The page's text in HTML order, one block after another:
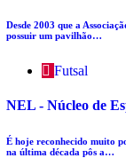
Desde 2003 que a
possuir um pavilhão…
Futsal
NEL - Núcleo de
É hoje reconhecido muito
na última década pôs a…